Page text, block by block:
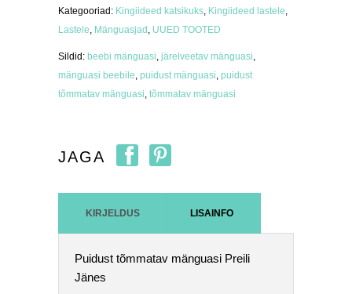
kogus
Kategooriad: Kingiideed katsikuks, Kingiideed lastele,
Lastele, Mänguasjad , UUED TOOTED
Sildid: beebi mänguasi, järelveetav mänguasi,
mänguasi beebile, puidust mänguasi, puidust
tõmmatav mänguasi, tõmmatav mänguasi
JAGA
KIRJELDUS LISAINFO
Puidust tõmmatav mänguasi Preili
Jänes